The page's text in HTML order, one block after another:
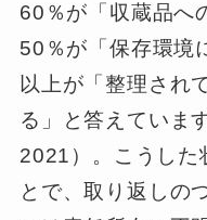
60％が「収蔵品へ
50％が「保存環境
以上が「整理され
る」と答えていま
2021）。こうした
とで、取り返しの